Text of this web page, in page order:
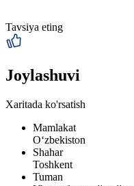
Tavsiya eting
Joylashuvi
Xaritada ko'rsatish
Mamlakat
Oʻzbekiston
Shahar
Toshkent
Tuman